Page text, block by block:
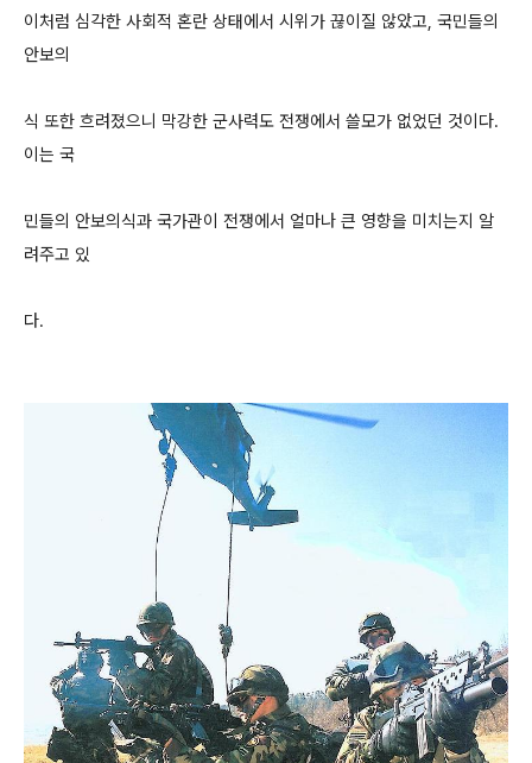
이처럼 심각한 사회적 혼란 상태에서 시위가 끊이질 않았고, 국민들의
안보의
식 또한 흐려졌으니 막강한 군사력도 전쟁에서 쓸모가 없었던 것이다.
이는 국
민들의 안보의식과 국가관이 전쟁에서 얼마나 큰 영향을 미치는지 알
려주고 있
다.